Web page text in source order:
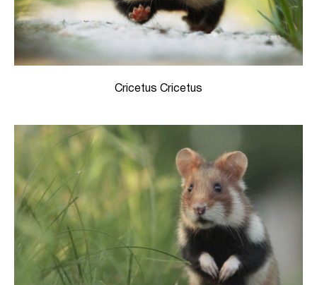
Cricetus Cricetus